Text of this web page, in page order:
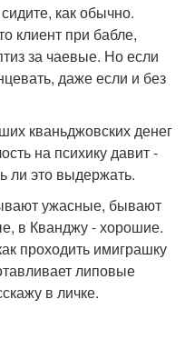
как обычно.
клиент при бабле,
за чаевые. Но если
даже если и без
кваньджовских денег
на психику давит -
ли это выдержать.
ужасные, бывают
в Кванджу - хорошие.
проходить имиграшку
липовые
в личке.